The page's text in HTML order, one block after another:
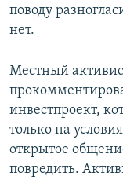
поводу
нет.
Местный
инвестпроект,
только на
открытое
повредить.